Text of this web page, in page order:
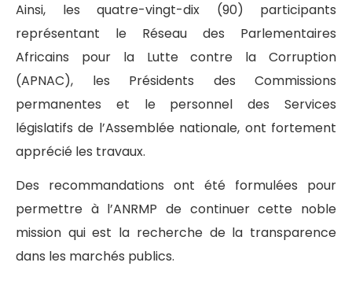
Ainsi, les quatre-vingt-dix (90) participants
représentant le Réseau des Parlementaires
Africains pour la Lutte contre la Corruption
(APNAC), les Présidents des Commissions
permanentes et le personnel des Services
législatifs de l’Assemblée nationale, ont fortement
apprécié les travaux.
Des recommandations ont été formulées pour
permettre à l’ANRMP de continuer cette noble
mission qui est la recherche de la transparence
dans les marchés publics.